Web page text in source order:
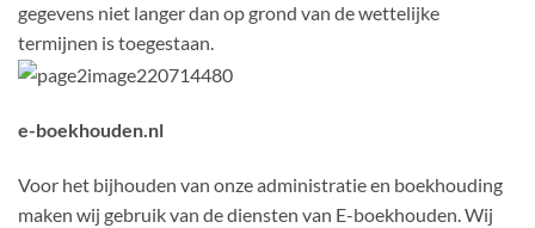
gegevens niet langer dan op grond van de wettelijke
termijnen is toegestaan.
e-boekhouden.nl
Voor het bijhouden van onze administratie en boekhouding
maken wij gebruik van de diensten van E-boekhouden. Wij